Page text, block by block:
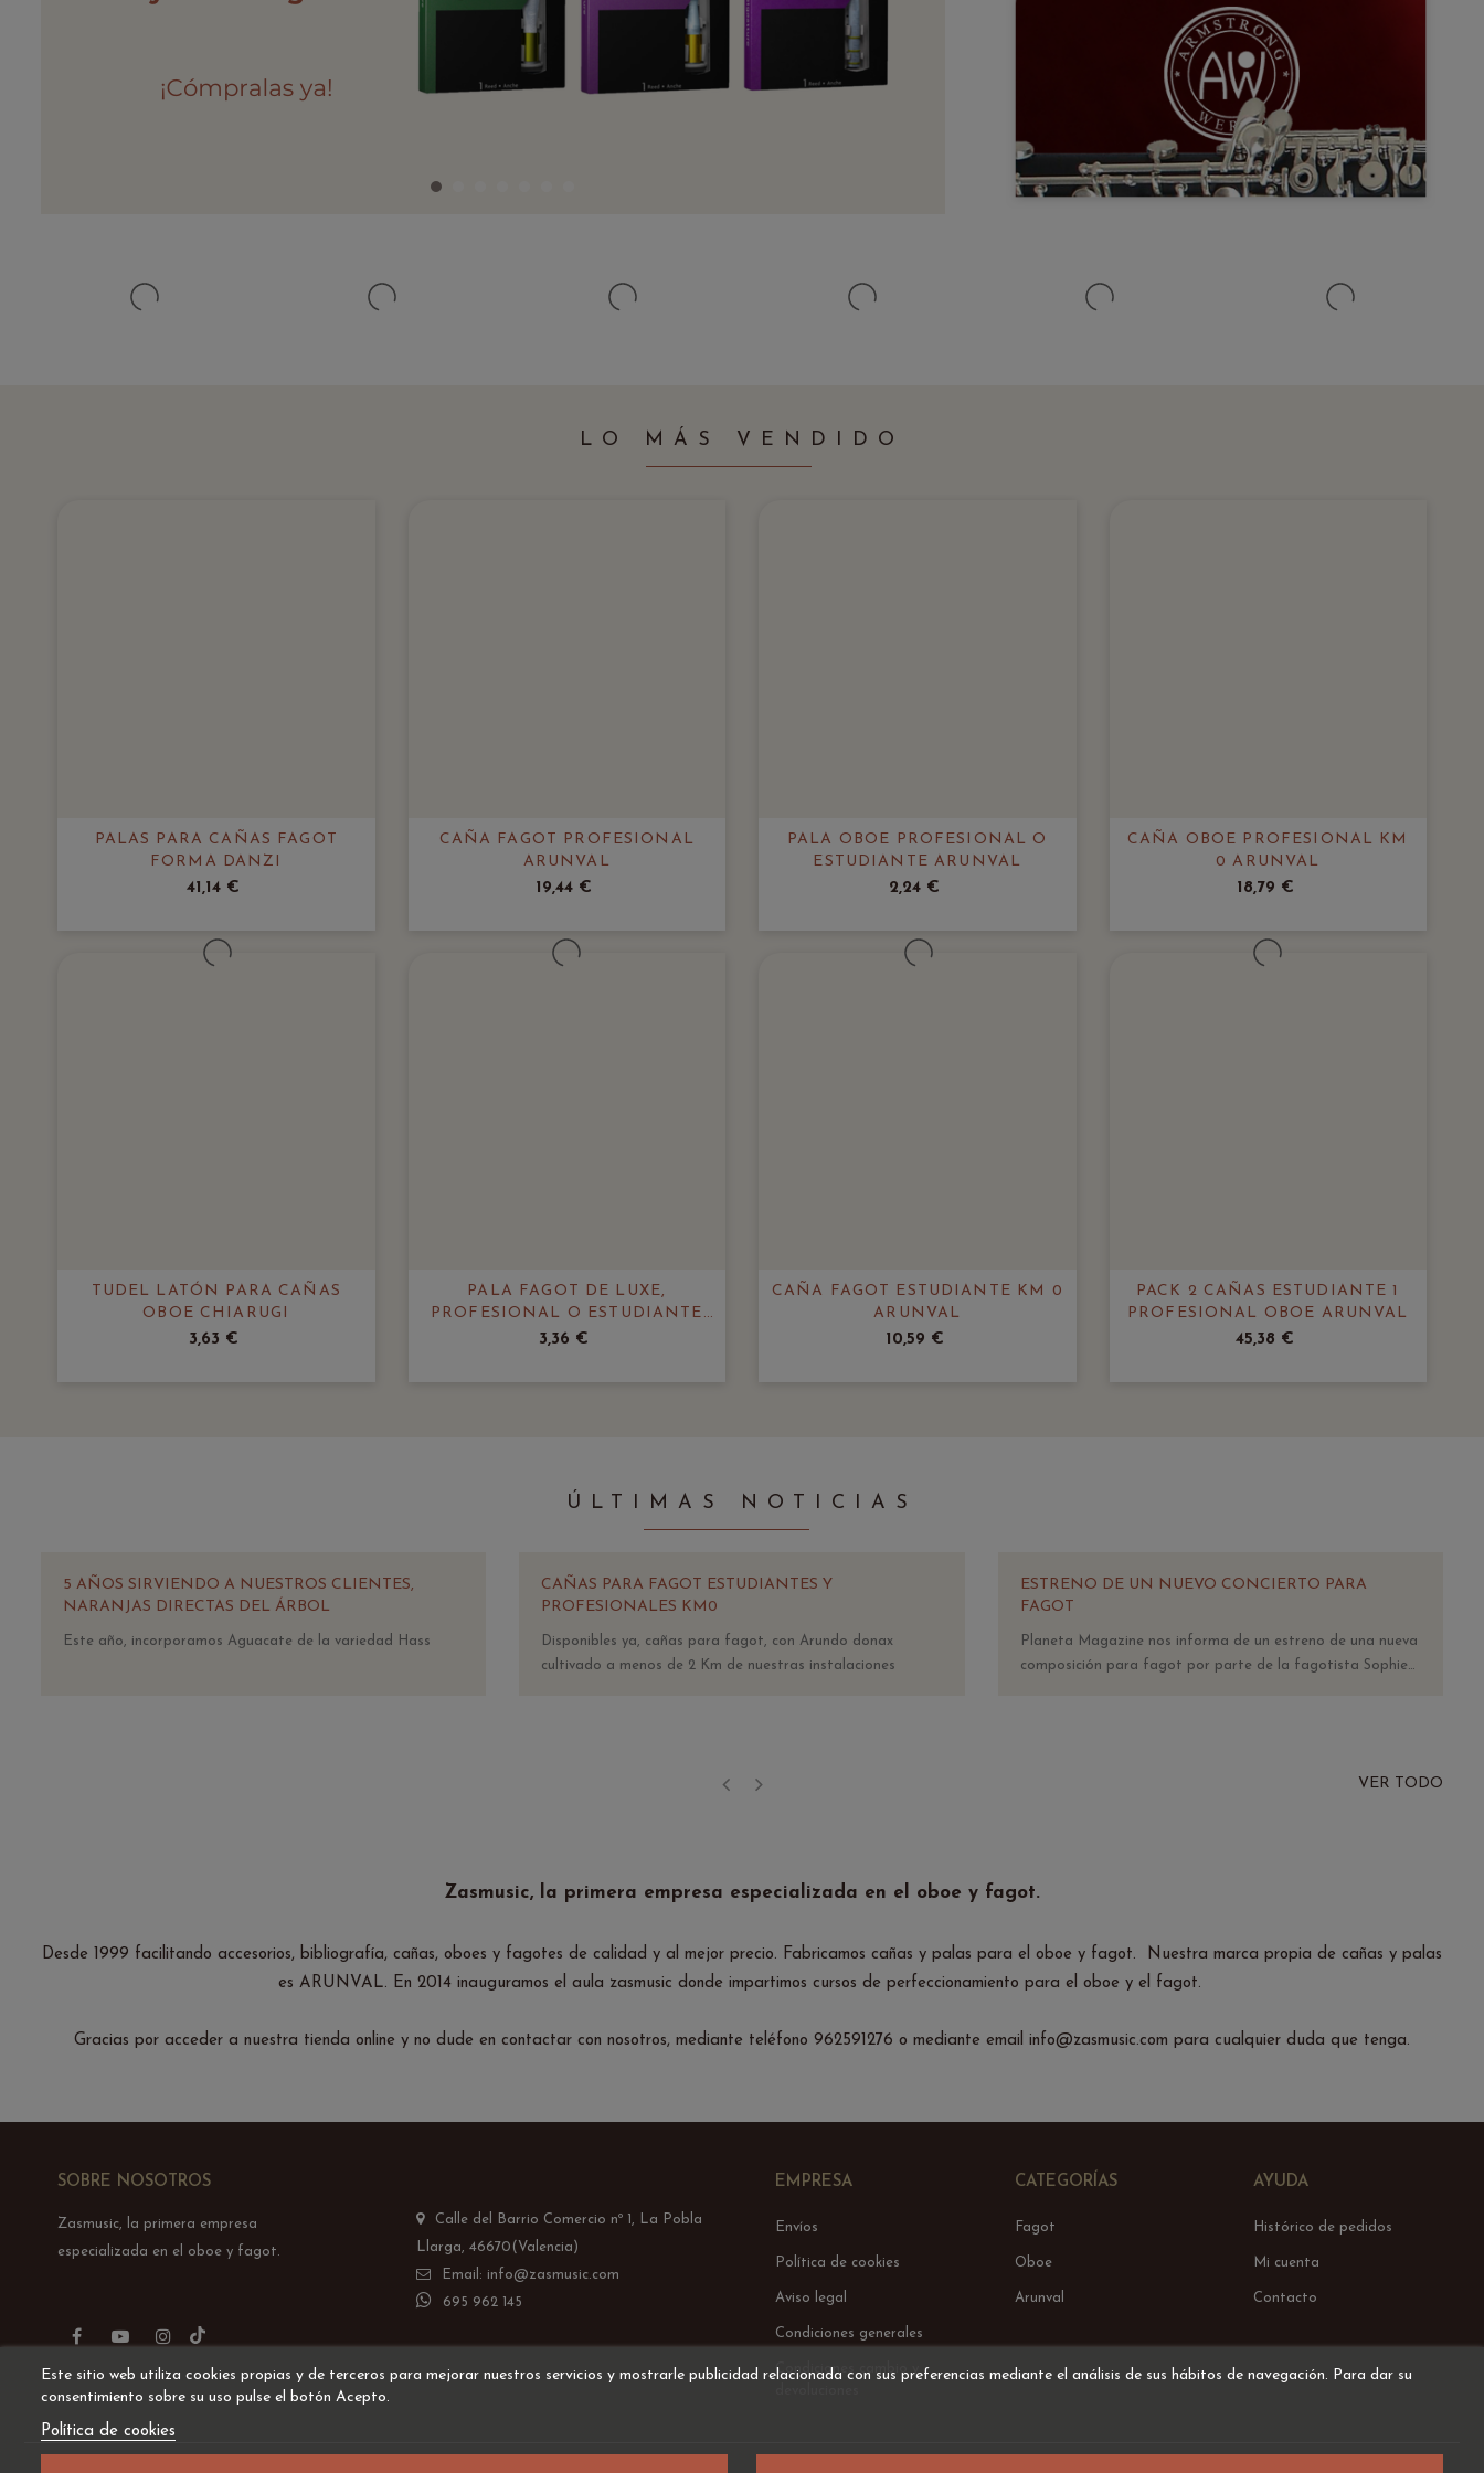
LO MÁS VENDIDO
PALAS PARA CAÑAS FAGOT
FORMA DANZI
41,14 €
TUDEL LATÓN PARA CAÑAS
OBOE CHIARUGI
3,63 €
CAÑA FAGOT PROFESIONAL
ARUNVAL
19,44 €
PALA FAGOT DE LUXE,
PROFESIONAL O ESTUDIANTE
ARUNVAL
3,36 €
PALA OBOE PROFESIONAL O
ESTUDIANTE ARUNVAL
2,24 €
CAÑA FAGOT ESTUDIANTE KM 0
ARUNVAL
10,59 €
CAÑA OBOE PROFESIONAL KM
0 ARUNVAL
18,79 €
PACK 2 CAÑAS ESTUDIANTE 1
PROFESIONAL OBOE ARUNVAL
45,38 €
ÚLTIMAS NOTICIAS
5 AÑOS SIRVIENDO A NUESTROS CLIENTES,
NARANJAS DIRECTAS DEL ÁRBOL
Este año, incorporamos Aguacate de la variedad Hass
CAÑAS PARA FAGOT ESTUDIANTES Y
PROFESIONALES KM0
Disponibles ya, cañas para fagot, con Arundo donax
cultivado a menos de 2 Km de nuestras instalaciones
ESTRENO DE UN NUEVO CONCIERTO PARA
FAGOT
Planeta Magazine nos informa de un estreno de una nueva
composición para fagot por parte de la fagotista Sophie
VER TODO
Zasmusic, la primera empresa especializada en el oboe y fagot.
Desde 1999 facilitando accesorios, bibliografía, cañas, oboes y fagotes de calidad y al mejor precio. Fabricamos cañas y palas para el oboe y fagot. Nuestra marca propia de cañas y palas
es ARUNVAL. En 2014 inauguramos el aula zasmusic donde impartimos cursos de perfeccionamiento para el oboe y el fagot.
Gracias por acceder a nuestra tienda online y no dude en contactar con nosotros, mediante teléfono 962591276 o mediante email info@zasmusic.com para cualquier duda que tenga.
SOBRE NOSOTROS
Zasmusic, la primera empresa
especializada en el oboe y fagot.
FacebookYouTubeInstagram
Calle del Barrio Comercio nº 1, La Pobla
Llarga, 46670(Valencia)
Email: info@zasmusic.com
695 962 145
EMPRESA
Envíos
Política de cookies
Aviso legal
Condiciones generales
Condiciones cambio y
CATEGORÍAS
Fagot
Oboe
Arunval
AYUDA
Histórico de pedidos
Mi cuenta
Contacto
Este sitio web utiliza cookies propias y de terceros para mejorar nuestros servicios y mostrarle publicidad relacionada con sus preferencias mediante el análisis de sus hábitos de navegación. Para dar su
consentimiento sobre su uso pulse el botón Acepto.
Política de cookies